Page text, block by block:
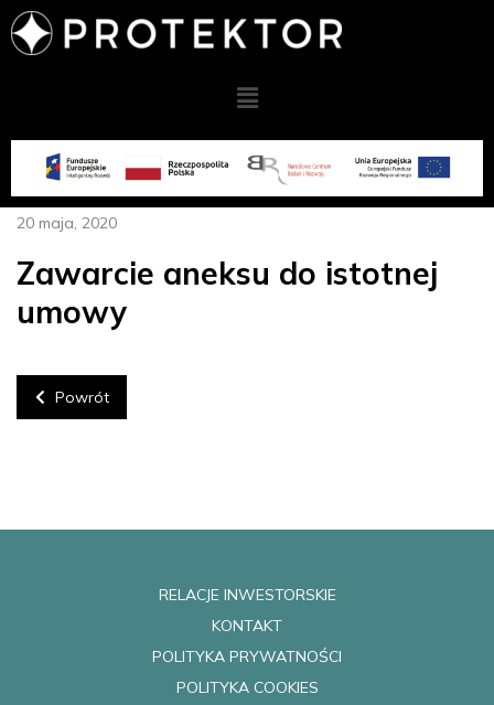
Powrót
20 maja, 2020
Zawarcie aneksu do istotnej
umowy
RELACJE INWESTORSKIE
KONTAKT
POLITYKA PRYWATNOŚCI
POLITYKA COOKIES